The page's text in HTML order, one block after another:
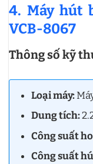
4. Máy hút
VCB-8067
Thông số kỹ
Loại máy:
Dung tích:
Công suất
Công suất